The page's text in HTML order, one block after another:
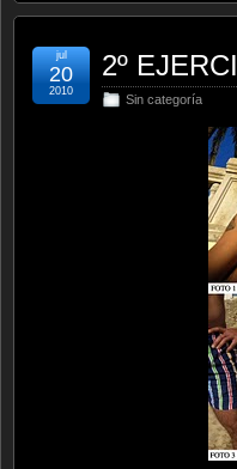
2º
Sin categoría
jul
20
2010